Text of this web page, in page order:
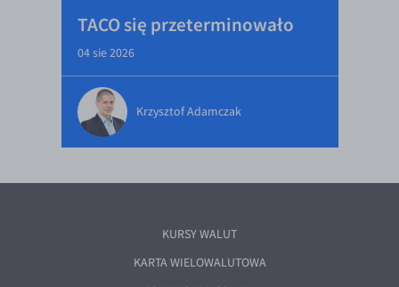
TACO się przeterminowało
04 sie 2026
Krzysztof Adamczak
KURSY WALUT
KARTA WIELOWALUTOWA